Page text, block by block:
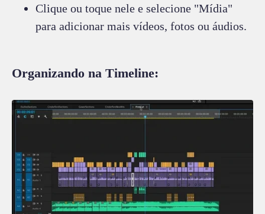
Clique ou toque nele e selecione "Mídia"
para adicionar mais vídeos, fotos ou áudios.
Organizando na Timeline: